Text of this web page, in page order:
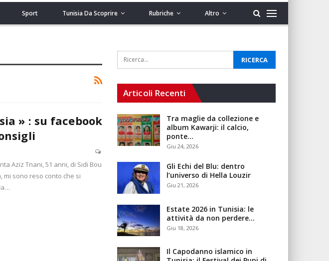
Sport Tunisia Da Scoprire Rubriche Altro
» : su facebook
Aziz Tnani, 51 anni, di Sidi Bou
mi sono reso conto che si
Articoli Recenti
Tra maglie da collezione e
album Kawarji: il calcio,
ponte…
Giu 24, 2026
Gli Echi del Blu: dentro
l’universo di Hella Louzir
Giu 21, 2026
Estate 2026 in Tunisia: le
attività da non perdere…
Giu 18, 2026
Il Capodanno islamico in